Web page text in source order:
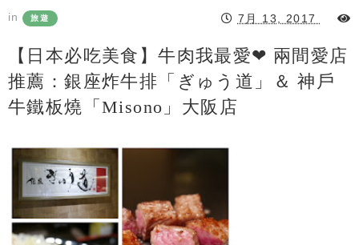
in 旅遊 7月 13, 2017
【日本必吃美食】牛肉我最愛❤ 兩間愛店
推薦：銀座炸牛排「ぎゅう道」＆ 神戶
牛鐵板燒「Misono」大阪店